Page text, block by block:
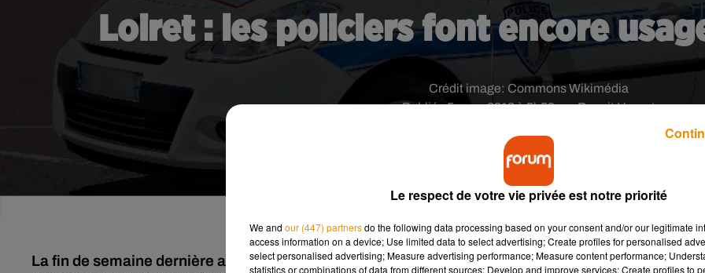
Loiret : les policiers font encore
Publié : 5 mars 2018 à 5h59 par Benoit Hanrot
Crédit image: Commons Wikimédia
La fin de semaine dernière a été agitée dans l'agglomération orléanaise. Les forces de l'ordre ont
Le respect de votre vie privée est notre priorité
We and our (447) partnersdo the following data processing based on your consent and/or our legitimate
access information on a device; Use limited data to select advertising; Create profiles for personalised
select personalised advertising; Measure advertising performance; Measure content performance;
statistics or combinations of data from different sources; Develop and improve services; Create profiles to